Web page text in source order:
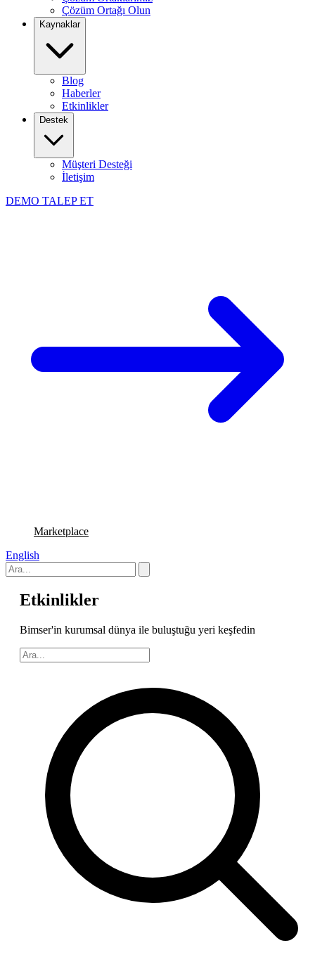
Çözüm Ortağı Olun
Kaynaklar
Blog
Haberler
Etkinlikler
Destek
Müşteri Desteği
İletişim
DEMO TALEP ET
Marketplace
English
Etkinlikler
Bimser'in kurumsal dünya ile buluştuğu yeri keşfedin